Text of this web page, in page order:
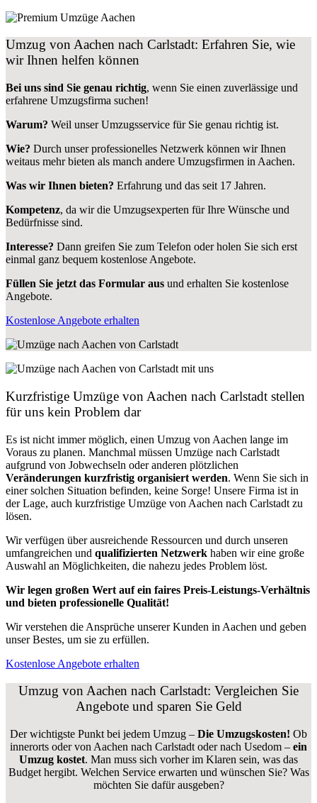
Umzug von Aachen nach Carlstadt: Erfahren Sie, wie
wir Ihnen helfen können
Bei uns sind Sie genau richtig, wenn Sie einen zuverlässige und
erfahrene Umzugsfirma suchen!
Warum? Weil unser Umzugsservice für Sie genau richtig ist.
Wie? Durch unser professionelles Netzwerk können wir Ihnen
weitaus mehr bieten als manch andere Umzugsfirmen in Aachen.
Was wir Ihnen bieten? Erfahrung und das seit 17 Jahren.
Kompetenz, da wir die Umzugsexperten für Ihre Wünsche und
Bedürfnisse sind.
Interesse? Dann greifen Sie zum Telefon oder holen Sie sich erst
einmal ganz bequem kostenlose Angebote.
Füllen Sie jetzt das Formular aus und erhalten Sie kostenlose
Angebote.
Kostenlose Angebote erhalten
Kurzfristige Umzüge von Aachen nach Carlstadt stellen
für uns kein Problem dar
Es ist nicht immer möglich, einen Umzug von Aachen lange im
Voraus zu planen. Manchmal müssen Umzüge nach Carlstadt
aufgrund von Jobwechseln oder anderen plötzlichen
Veränderungen kurzfristig organisiert werden. Wenn Sie sich in
einer solchen Situation befinden, keine Sorge! Unsere Firma ist in
der Lage, auch kurzfristige Umzüge von Aachen nach Carlstadt zu
lösen.
Wir verfügen über ausreichende Ressourcen und durch unseren
umfangreichen und qualifizierten Netzwerk haben wir eine große
Auswahl an Möglichkeiten, die nahezu jedes Problem löst.
Wir legen großen Wert auf ein faires Preis-Leistungs-Verhältnis
und bieten professionelle Qualität!
Wir verstehen die Ansprüche unserer Kunden in Aachen und geben
unser Bestes, um sie zu erfüllen.
Kostenlose Angebote erhalten
Umzug von Aachen nach Carlstadt: Vergleichen Sie
Angebote und sparen Sie Geld
Der wichtigste Punkt bei jedem Umzug – Die Umzugskosten! Ob
innerorts oder von Aachen nach Carlstadt oder nach Usedom – ein
Umzug kostet. Man muss sich vorher im Klaren sein, was das
Budget hergibt. Welchen Service erwarten und wünschen Sie? Was
möchten Sie dafür ausgeben?